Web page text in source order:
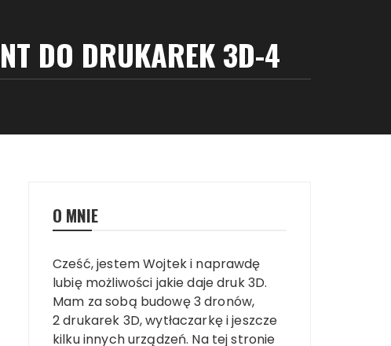
DO DRUKAREK 3D-4
O MNIE
Cześć, jestem Wojtek i naprawdę
lubię możliwości jakie daje druk 3D.
Mam za sobą budowę 3 dronów,
2 drukarek 3D, wytłaczarkę i jeszcze
kilku innych urządzeń. Na tej stronie